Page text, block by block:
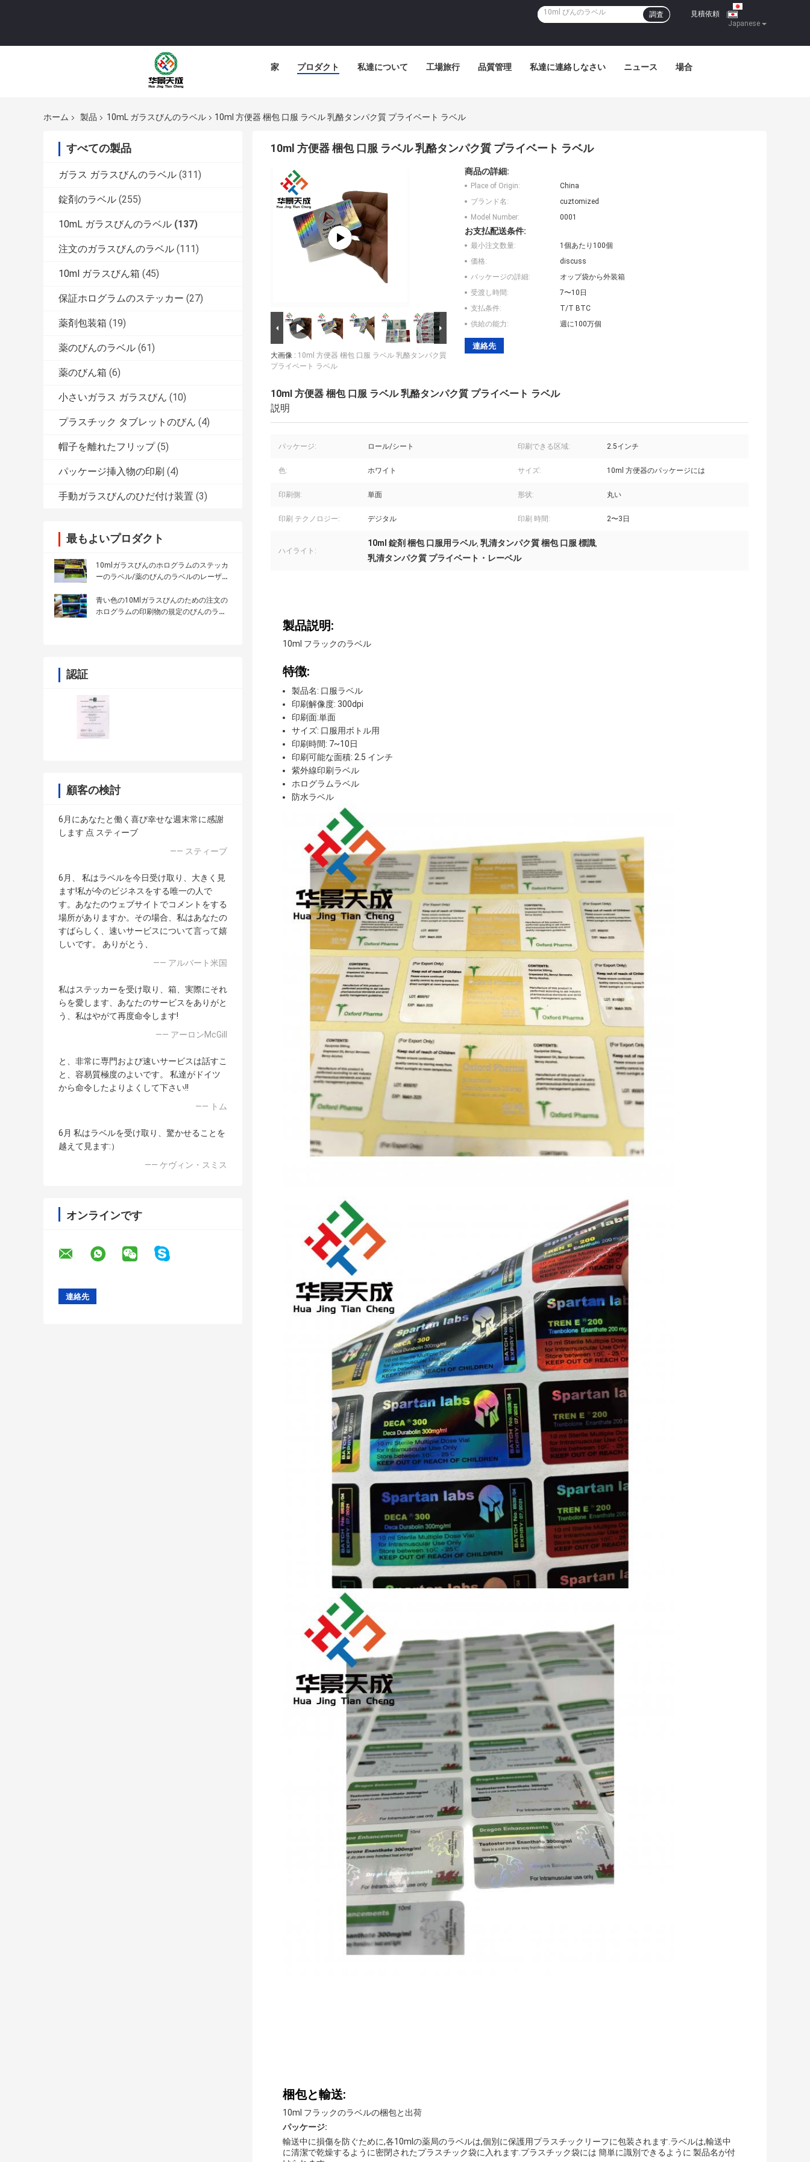
Japanese
見積依頼
調査
家 プロダクト 私達について 工場旅行 品質管理 私達に連絡しなさい ニュース 場合
ホーム 製品 10mL ガラスびんのラベル 10ml 方便器 梱包 口服 ラベル 乳酪タンパク質 プライベート ラベル
すべての製品
ガラス ガラスびんのラベル (311)
錠剤のラベル (255)
10mL ガラスびんのラベル (137)
注文のガラスびんのラベル (111)
10ml ガラスびん箱 (45)
保証ホログラムのステッカー (27)
薬剤包装箱 (19)
薬のびんのラベル (61)
薬のびん箱 (6)
小さいガラス ガラスびん (10)
プラスチック タブレットのびん (4)
帽子を離れたフリップ (5)
パッケージ挿入物の印刷 (4)
手動ガラスびんのひだ付け装置 (3)
最もよいプロダクト
10mlガラスびんのホログラムのステッカ
ーのラベル/薬のびんのラベルのレーザー
青い色の10Mlガラスびんのための注文の
ホログラムの印刷物の規定のびんのラベ
認証
顧客の検討
6月にあなたと働く喜び幸せな週末常に感謝
します 点 スティーブ
—— スティーブ
6月、 私はラベルを今日受け取り、大きく見
ます!私が今のビジネスをする唯一の人で
す。あなたのウェブサイトでコメントをする
場所がありますか。その場合、私はあなたの
すばらしく、速いサービスについて言って嬉
しいです。 ありがとう、
—— アルバート米国
私はステッカーを受け取り、箱、実際にそれ
らを愛します、あなたのサービスをありがと
う、私はやがて再度命令します!
—— アーロンMcGill
と、非常に専門および速いサービスは話すこ
と、容易質極度のよいです。 私達がドイツ
から命令したよりよくして下さい!!
—— トム
6月 私はラベルを受け取り、驚かせることを
越えて見ます:）
—— ケヴィン・スミス
オンラインです
10ml 方便器 梱包 口服 ラベル 乳酪タンパク質 プライベート ラベル
大画像 : 10ml 方便器 梱包 口服 ラベル 乳酪タンパク質
プライベート ラベル
商品の詳細:
Place of Origin:
China
ブランド名:
cuztomized
Model Number:
0001
お支払配送条件:
最小注文数量:
1個あたり100個
価格:
discuss
パッケージの詳細:
オップ袋から外装箱
受渡し時間:
7〜10日
支払条件:
T/T BTC
供給の能力:
週に100万個
連絡先
10ml 方便器 梱包 口服 ラベル 乳酪タンパク質 プライベート ラベル
説明
パッケージ: ロール/シート 印刷できる区域: 2.5インチ
色: ホワイト サイズ: 10ml 方便器のパッケージには
印刷側: 単面 形状: 丸い
印刷 テクノロジー: デジタル 印刷 時間: 2〜3日
ハイライト:
10ml 錠剤 梱包 口服用ラベル, 乳清タンパク質 梱包 口服 標識,
乳清タンパク質 プライベート・レーベル
製品説明:
10ml フラックのラベル
特徴:
製品名: 口服ラベル
印刷解像度: 300dpi
印刷面:単面
サイズ: 口服用ボトル用
印刷時間: 7~10日
印刷可能な面積: 2.5 インチ
紫外線印刷ラベル
ホログラムラベル
防水ラベル
梱包と輸送:
10ml フラックのラベルの梱包と出荷
パッケージ:
輸送中に損傷を防ぐために,各10mlの薬局のラベルは,個別に保護用プラスチックリーフに包装されます.ラベルは,輸送中
に清潔で乾燥するように密閉されたプラスチック袋に入れます.プラスチック袋には 簡単に識別できるように 製品名が付